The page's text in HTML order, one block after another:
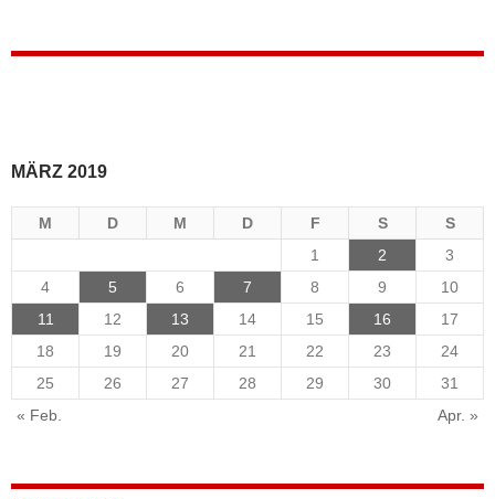
MÄRZ 2019
M D M D F S
S
1
2
3
4
5 6 7 8 9
10
11
12 13 14 15 16
17
18
19 20 21 22 23
24
25
26 27 28 29 30
31
« Feb.
Apr. »